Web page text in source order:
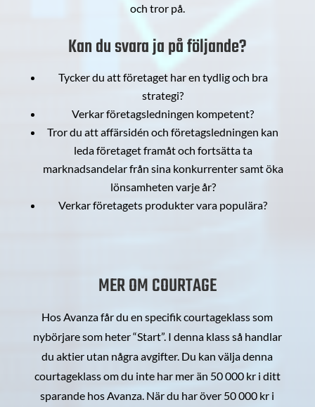
och tror på.
Kan du svara ja på följande?
Tycker du att företaget har en tydlig och bra
strategi?
Verkar företagsledningen kompetent?
Tror du att affärsidén och företagsledningen kan
leda företaget framåt och fortsätta ta
marknadsandelar från sina konkurrenter samt öka
lönsamheten varje år?
Verkar företagets produkter vara populära?
MER OM COURTAGE
Hos Avanza får du en specifik courtageklass som
nybörjare som heter “Start”. I denna klass så handlar
du aktier utan några avgifter. Du kan välja denna
courtageklass om du inte har mer än 50 000 kr i ditt
sparande hos Avanza. När du har över 50 000 kr i